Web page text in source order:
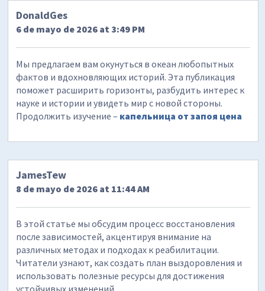
DonaldGes
6 de mayo de 2026 at 3:49 PM
Мы предлагаем вам окунуться в океан любопытных
фактов и вдохновляющих историй. Эта публикация
поможет расширить горизонты, разбудить интерес к
науке и истории и увидеть мир с новой стороны.
Продолжить изучение – капельница от запоя цена
JamesTew
8 de mayo de 2026 at 11:44 AM
В этой статье мы обсудим процесс восстановления
после зависимостей, акцентируя внимание на
различных методах и подходах к реабилитации.
Читатели узнают, как создать план выздоровления и
использовать полезные ресурсы для достижения
устойчивых изменений.